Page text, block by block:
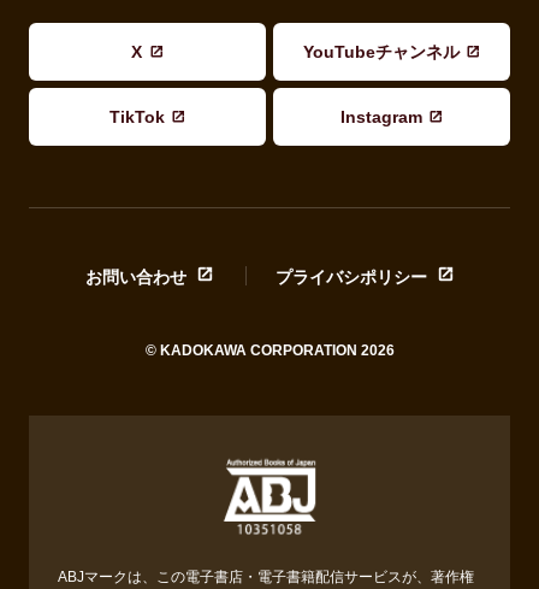
X YouTubeチャンネル
TikTok Instagram
お問い合わせ プライバシポリシー
© KADOKAWA CORPORATION 2026
ABJマークは、この電子書店・電子書籍配信サービスが、著作権